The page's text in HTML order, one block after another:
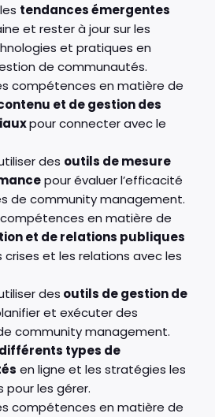
tendances émergentes
et rester à jour sur les
et pratiques en
de communautés.
compétences en matière de
et de gestion des
pour connecter avec le
des outils de mesure
pour évaluer l’efficacité
de community management.
en matière de
et de relations publiques
crises et les relations avec les
des outils de gestion de
et exécuter des
community management.
différents types de
en ligne et les stratégies les
pour les gérer.
compétences en matière de